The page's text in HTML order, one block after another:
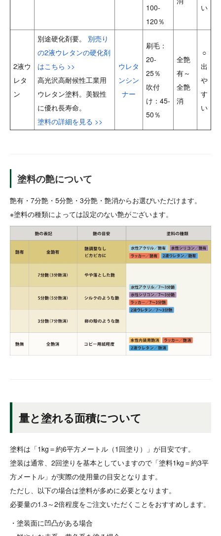
100-
120％
い
2液ウ
レタ
ン
別途硬化剤要。 別売り
の2液ウレタンの硬化剤
はこちら >>
高光沢高耐候性工業用
ウレタン塗料。美観性
に優れ長寿命。
塗料の詳細を見る >>
ウレタ
ンシン
ナー
刷毛：
20-
25％
吹付
け：45-
50％
全艶
有～
全艶
消
○
出
や
す
い
塗料の艶について
艶有・7分艶・5分艶・3分艶・艶消からお選びいただけます。
※塗料の種類によっては設定のない艶がございます。
量と塗れる面積について
塗料は「1kg＝約6平方メートル（1回塗り）」が目安です。
塗装は通常、2回塗りを基本としていますので「塗料1kg＝約3平
方メートル」が実際の使用量の目安となります。
ただし、以下の場合は塗料が多めに必要となります。
必要量の1.3～2倍程度をご注文いただくことをおすすめします。
・塗装面に凹凸がある場合